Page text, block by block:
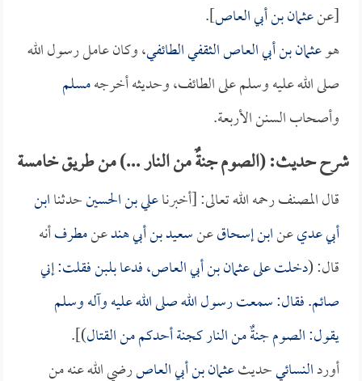
[عنعثمان بن أبي العاص].
هوعثمان بن أبي العاص الثقفي الطائفي، وكان عامل رسول الله
صلى الله عليه وسلم على الطائف، وحديثه أخرجهمسلم
وأصحاب السنن الأربعة.
شرح حديث: (الصوم جنةٌ من النار ...) من طريق خامسة
قال المصنف رحمه الله تعالى: [أخبرناعلي بن الحسينحدثناابن
أبي عديعنابن إسحاقعنسعيد بن أبي هندعنمطرفأنه
قال: (دخلت علىعثمان بن أبي العاص، فدعا بلبن فقلت: إني
صائم. فقال: سمعت رسول الله صلى الله عليه وآله وسلم
يقول: الصوم جنةٌ من النار كجنة أحدكم من القتال)].
أوردالنسائيحديثعثمان بن أبي العاصرضي الله عنه من